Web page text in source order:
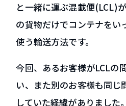
コラム・新着情報
貿易コラム
新着情報
と一緒に運ぶ混載便(LCL)
の貨物だけでコンテナをい
使う輸送方法です。
今回、あるお客様がLCLの
い、また別のお客様も同じ
していた経緯がありました。